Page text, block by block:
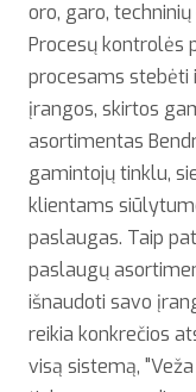
oro, garo,
Procesų kontrolės
procesams stebėti
įrangos, skirtos
asortimentas
gamintojų tinklu,
klientams
paslaugas. Taip
paslaugų
išnaudoti savo
reikia konkrečios
visą sistemą,